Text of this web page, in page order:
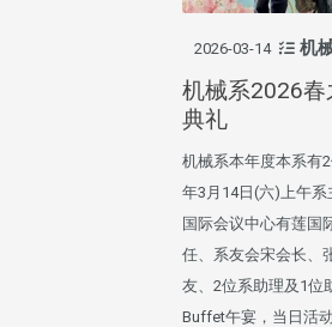
2026-03-14 机
机械系2026
典礼
机械系本年度本系有
年3月14日(六)上午
国际会议中心有莲国
任、系友会宋会长、
友、2位系助理及1位
Buffet午宴，当日活动